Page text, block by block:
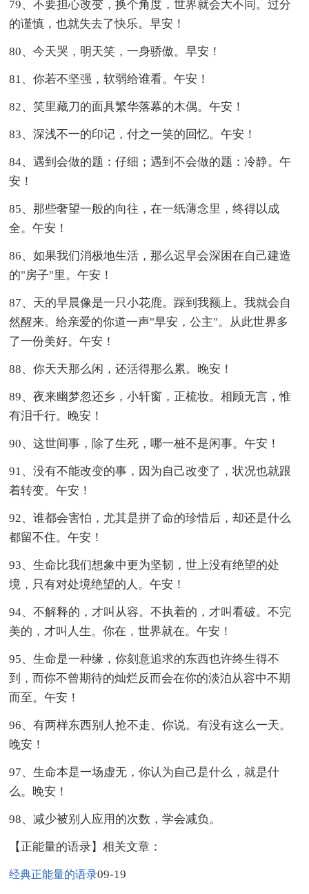
79、不要担心改变，换个角度，世界就会大不同。过分
的谨慎，也就失去了快乐。早安！
80、今天哭，明天笑，一身骄傲。早安！
81、你若不坚强，软弱给谁看。午安！
82、笑里藏刀的面具繁华落幕的木偶。午安！
83、深浅不一的印记，付之一笑的回忆。午安！
84、遇到会做的题：仔细；遇到不会做的题：冷静。午
安！
85、那些奢望一般的向往，在一纸薄念里，终得以成
全。午安！
86、如果我们消极地生活，那么迟早会深困在自己建造
的"房子"里。午安！
87、天的早晨像是一只小花鹿。踩到我额上。我就会自
然醒来。给亲爱的你道一声"早安，公主"。从此世界多
了一份美好。午安！
88、你天天那么闲，还活得那么累。晚安！
89、夜来幽梦忽还乡，小轩窗，正梳妆。相顾无言，惟
有泪千行。晚安！
90、这世间事，除了生死，哪一桩不是闲事。午安！
91、没有不能改变的事，因为自己改变了，状况也就跟
着转变。午安！
92、谁都会害怕，尤其是拼了命的珍惜后，却还是什么
都留不住。午安！
93、生命比我们想象中更为坚韧，世上没有绝望的处
境，只有对处境绝望的人。午安！
94、不解释的，才叫从容。不执着的，才叫看破。不完
美的，才叫人生。你在，世界就在。午安！
95、生命是一种缘，你刻意追求的东西也许终生得不
到，而你不曾期待的灿烂反而会在你的淡泊从容中不期
而至。午安！
96、有两样东西别人抢不走、你说。有没有这么一天。
晚安！
97、生命本是一场虚无，你认为自己是什么，就是什
么。晚安！
98、减少被别人应用的次数，学会减负。
【正能量的语录】相关文章：
经典正能量的语录09-19